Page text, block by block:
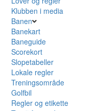
Klubben i media
Banen
Banekart
Baneguide
Scorekort
Slopetabeller
Lokale regler
Treningsområde
Golfbil
Regler og etikette